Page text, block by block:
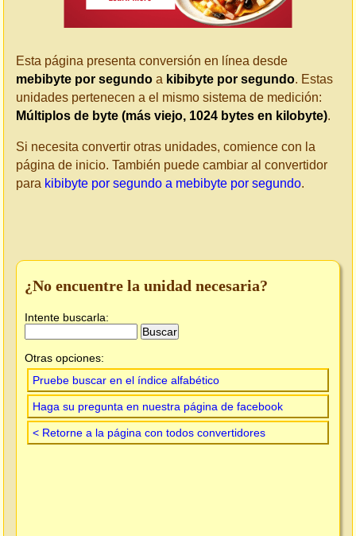
Esta página presenta conversión en línea desde
mebibyte por segundo a kibibyte por segundo. Estas
unidades pertenecen a el mismo sistema de medición:
Múltiplos de byte (más viejo, 1024 bytes en kilobyte).
Si necesita convertir otras unidades, comience con la
página de inicio. También puede cambiar al convertidor
para kibibyte por segundo a mebibyte por segundo.
¿No encuentre la unidad necesaria?
Intente buscarla:
Otras opciones:
Pruebe buscar en el índice alfabético
Haga su pregunta en nuestra página de facebook
< Retorne a la página con todos convertidores